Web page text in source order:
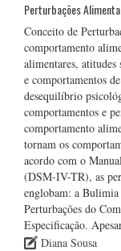
Perturbações
Conceito de
comportamento
alimentares,
e comportamentos
desequilíbrio
comportamentos e
comportamento
tornam os
acordo com o
(DSM-IV-TR), as
englobam: a
Perturbações do
Especificação.
Diana Sousa